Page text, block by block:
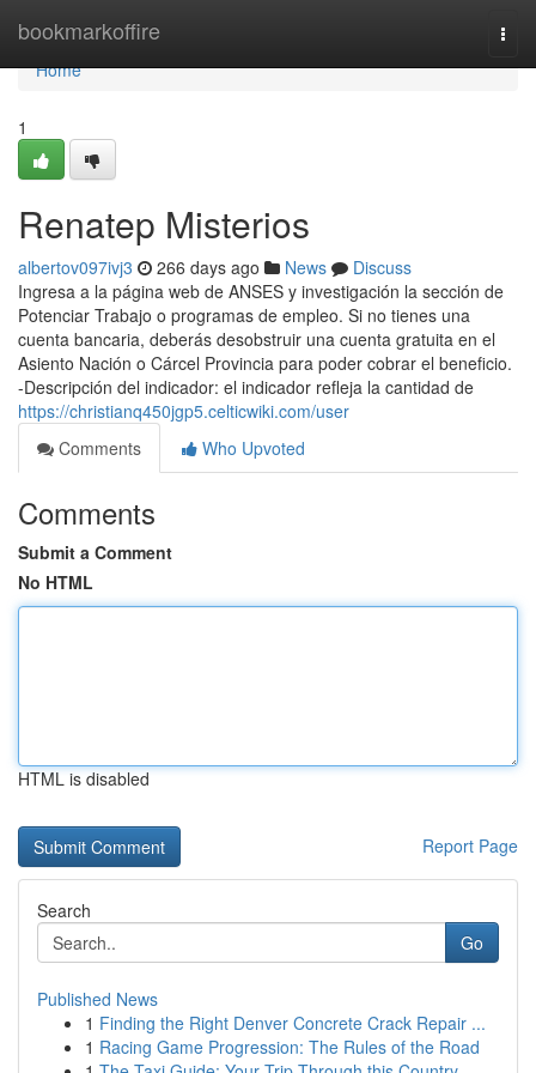
bookmarkoffire
Home
Home
1
Renatep Misterios
albertov097ivj3 266 days ago News
Discuss
Ingresa a ​la página web de ANSES y investigación la sección ⁢de
Potenciar Trabajo o programas de empleo. Si no​ tienes una
cuenta bancaria, deberás desobstruir una cuenta ​gratuita en el
Asiento Nación o Cárcel Provincia para poder cobrar el beneficio.
-Descripción del indicador: el indicador refleja la cantidad de
https://christianq450jgp5.celticwiki.com/user
Comments
Who Upvoted
Comments
Submit a Comment
No HTML
HTML is disabled
Report Page
Search
Go
Published News
1 Finding the Right Denver Concrete Crack Repair ...
1 Racing Game Progression: The Rules of the Road